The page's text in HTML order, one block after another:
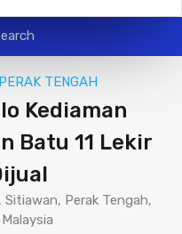
PERAK TENGAH
Kediaman
Batu 11 Lekir
Perak Tengah,